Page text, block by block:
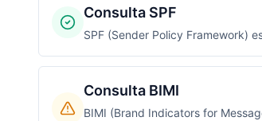
Consulta SPF
SPF (Sender Policy Framework)
Consulta BIMI
BIMI (Brand Indicators for